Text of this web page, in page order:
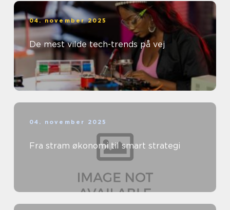
04. november 2025
De mest vilde tech-trends på vej
04. november 2025
Fra stram økonomi til smart strategi